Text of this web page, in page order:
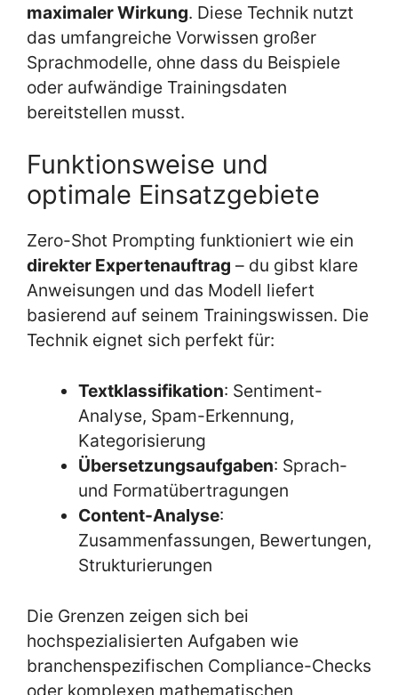
maximaler Wirkung. Diese Technik nutzt
das umfangreiche Vorwissen großer
Sprachmodelle, ohne dass du Beispiele
oder aufwändige Trainingsdaten
bereitstellen musst.
Funktionsweise und
optimale Einsatzgebiete
Zero-Shot Prompting funktioniert wie ein
direkter Expertenauftrag – du gibst klare
Anweisungen und das Modell liefert
basierend auf seinem Trainingswissen. Die
Technik eignet sich perfekt für:
Textklassifikation: Sentiment-
Analyse, Spam-Erkennung,
Kategorisierung
Übersetzungsaufgaben: Sprach-
und Formatübertragungen
Content-Analyse:
Zusammenfassungen, Bewertungen,
Strukturierungen
Die Grenzen zeigen sich bei
hochspezialisierten Aufgaben wie
branchenspezifischen Compliance-Checks
oder komplexen mathematischen